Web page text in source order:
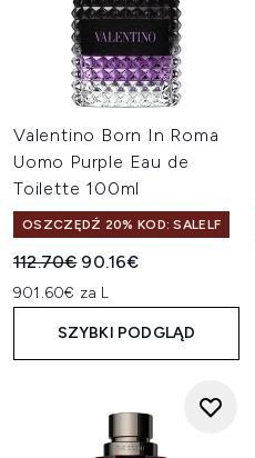
Valentino Born In Roma
Uomo Purple Eau de
Toilette 100ml
OSZCZĘDŹ 20% KOD: SALELF
Sugerowana cena
112.70€ Aktualna cena:
90.16€
901.60€ za L
SZYBKI PODGLĄD